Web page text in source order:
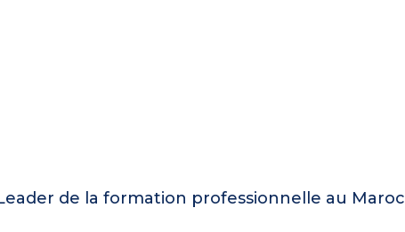
de la formation professionnelle au Maroc